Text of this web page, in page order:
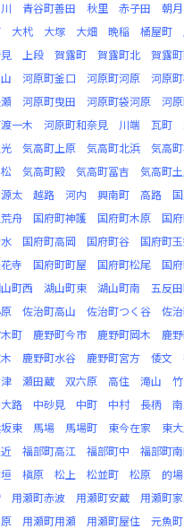
青谷町善田 秋里 赤子田 朝月
大杙 大塚 大畑 晩稲 桶屋町
上段 賀露町 賀露町北 賀露
河原町釜口 河原町河原 河原
河原町曳田 河原町袋河原 河
一木 河原町和奈見 川端 瓦町
気高町上原 気高町北浜 気高
気高町殿 気高町冨吉 気高町
源太 越路 河内 興南町 高路
舟 国府町神護 国府町木原 国
国府町高岡 国府町谷 国府町
寺 国府町町屋 国府町松尾 国
町西 湖山町東 湖山町南 五反
佐治町高山 佐治町つく谷 佐
町 鹿野町今市 鹿野町岡木 鹿
鹿野町水谷 鹿野町宮方 倭文
瀬田蔵 双六原 高住 滝山
路 中砂見 中町 中村 長柄
東 馬場 馬場町 東今在家 東
福部町高江 福部町中 福部町
槇原 松上 松並町 松原 的場
用瀬町赤波 用瀬町安蔵 用瀬町
用瀬町用瀬 用瀬町屋住 元魚町